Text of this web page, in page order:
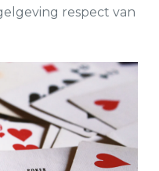
respect van